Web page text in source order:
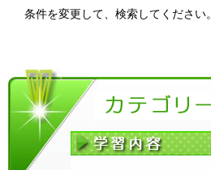
条件を変更して、検索してください。